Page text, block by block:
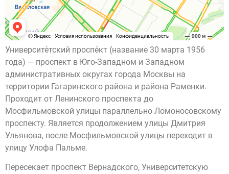
Университе́тский проспе́кт (название 30 марта 1956
года) — проспект в Юго-Западном и Западном
административных округах города Москвы на
территории Гагаринского района и района Раменки.
Проходит от Ленинского проспекта до
Мосфильмовской улицы параллельно Ломоносовскому
проспекту. Является продолжением улицы Дмитрия
Ульянова, после Мосфильмовской улицы переходит в
улицу Улофа Пальме.
Пересекает проспект Вернадского, Университетскую